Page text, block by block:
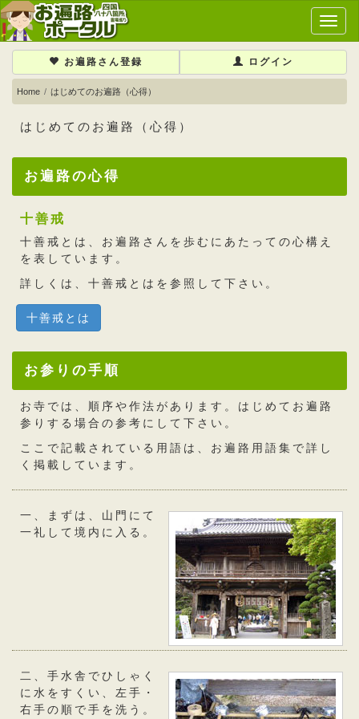
メ
イ
メ
ュ
お遍路さん登録 ログイン
Home はじめてのお遍路（心得）
はじめてのお遍路（心得）
お遍路の心得
十善戒
十善戒とは、お遍路さんを歩むにあたっての心構え
を表しています。
詳しくは、 十善戒とは を参照して下さい。
十善戒とは
お参りの手順
お寺では、順序や作法があります。はじめてお遍路
参りする場合の参考にして下さい。
ここで記載されている用語は、 お遍路用語集 で詳し
く掲載しています。
一、まずは、山門にて
一礼して境内に入る。
二、手水舎でひしゃく
に水をすくい、左手・
右手の順で手を洗う。